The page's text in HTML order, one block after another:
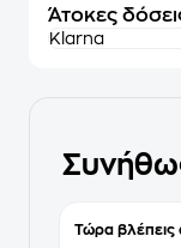
Άτοκες
Klarna
Τώρα βλέπεις